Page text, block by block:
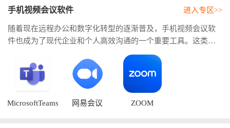
手机视频会议软件
随着现在远程办公和数字化转型的逐渐普及，手机视频会议软
件也成为了现代企业和个人高效沟通的一个重要工具。这类软
件能够支持用户随时随地开启会议，也让多人同时参与会议，
真正实现远程协作和即时沟通，这就大大地提升用户的工作效
率。通过手机视频会议，企业不仅能够降低管理成本，主要能
够提高企业团队的协作能力。市面上有着多款功能强大的视频
会议应用，其中是具备了高清音视频、屏幕共享和会议录制等
进入专区>>
MicrosoftTeams
网易会议 ZOOM